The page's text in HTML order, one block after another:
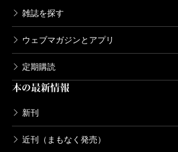
雑誌を探す
ウェブマガジンとアプリ
定期購読
本の最新情報
新刊
近刊（まもなく発売）